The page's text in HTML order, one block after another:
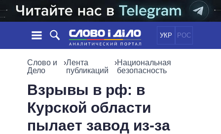
УКР РОС
НОВОСТИ
СОБЫТИЯ
СТАТЬИ
МНЕНИЯ
ПОЛИТИКА
ЭКОНОМИКА
ОБЩЕСТВО
МИР
ОБЕЩАНИЯ
ПОЛИТИКИ
ВСЕ ПОЛИТИКИИНФОГРАФИКА
Слово и
Дело
›Лента
публикаций
›Национальная
безопасность
Взрывы в рф: в
Курской области
пылает завод из-за